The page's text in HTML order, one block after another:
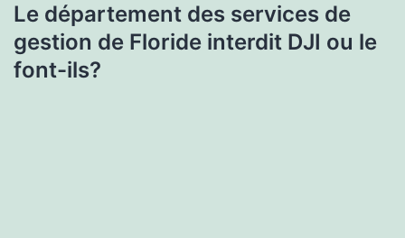
Le département des services de
gestion de Floride interdit DJI ou le
font-ils?